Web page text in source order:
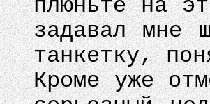
плюньте на
задавал мне
танкетку,
Кроме уже